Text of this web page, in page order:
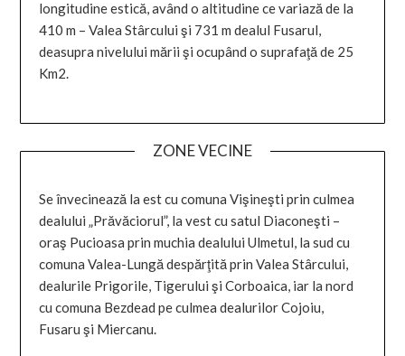
longitudine estică, având o altitudine ce variază de la
410 m – Valea Stârcului şi 731 m dealul Fusarul,
deasupra nivelului mării şi ocupând o suprafaţă de 25
Km2.
ZONE VECINE
Se învecinează la est cu comuna Vişineşti prin culmea
dealului „Prăvăciorul”, la vest cu satul Diaconeşti –
oraş Pucioasa prin muchia dealului Ulmetul, la sud cu
comuna Valea-Lungă despărţită prin Valea Stârcului,
dealurile Prigorile, Tigerului şi Corboaica, iar la nord
cu comuna Bezdead pe culmea dealurilor Cojoiu,
Fusaru şi Miercanu.